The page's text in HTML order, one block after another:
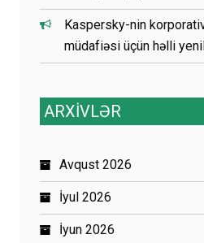
Kaspersky-nin
müdafiəsi üçün həlli
ARXİVLƏR
Avqust 2026
İyul 2026
İyun 2026